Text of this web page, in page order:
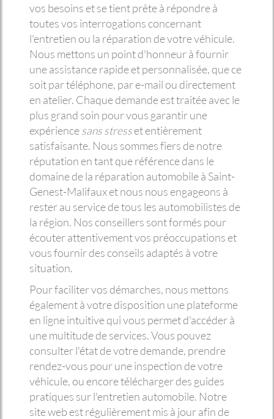
vos besoins et se tient prête à répondre à
toutes vos interrogations concernant
l'entretien ou la réparation de votre véhicule.
Nous mettons un point d'honneur à fournir
une assistance rapide et personnalisée, que ce
soit par téléphone, par e-mail ou directement
en atelier. Chaque demande est traitée avec le
plus grand soin pour vous garantir une
expériencesans stresset entièrement
satisfaisante. Nous sommes fiers de notre
réputation en tant que référence dans le
domaine de la réparation automobile à Saint-
Genest-Malifaux et nous nous engageons à
rester au service de tous les automobilistes de
la région. Nos conseillers sont formés pour
écouter attentivement vos préoccupations et
vous fournir des conseils adaptés à votre
situation.
Pour faciliter vos démarches, nous mettons
également à votre disposition une plateforme
en ligne intuitive qui vous permet d'accéder à
une multitude de services. Vous pouvez
consulter l'état de votre demande, prendre
rendez-vous pour une inspection de votre
véhicule, ou encore télécharger des guides
pratiques sur l'entretien automobile. Notre
site web est régulièrement mis à jour afin de